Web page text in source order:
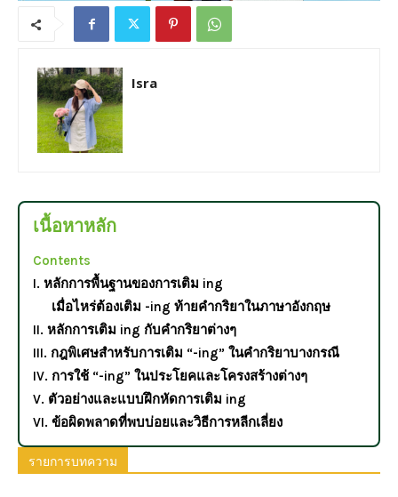
Isra
เนื้อหาหลัก
Contents
I. หลักการพื้นฐานของการเติม ing
เมื่อไหร่ต้องเติม -ing ท้ายคำกริยาในภาษาอังกฤษ
II. หลักการเติม ing กับคำกริยาต่างๆ
III. กฎพิเศษสำหรับการเติม “-ing” ในคำกริยาบางกรณี
IV. การใช้ “-ing” ในประโยคและโครงสร้างต่างๆ
V. ตัวอย่างและแบบฝึกหัดการเติม ing
VI. ข้อผิดพลาดที่พบบ่อยและวิธีการหลีกเลี่ยง
รายการบทความ